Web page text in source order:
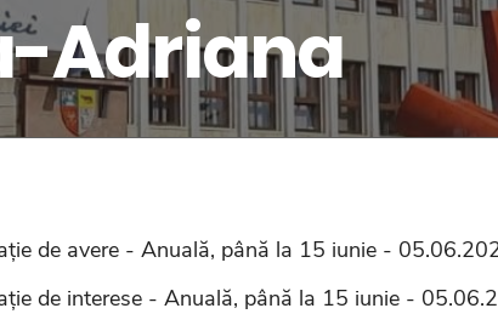
Adriana
de avere - Anuală, până la 15 iunie -
de interese - Anuală, până la 15 iunie -